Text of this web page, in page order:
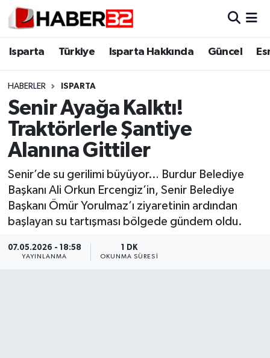
Isparta Türkiye Isparta Hakkında Güncel
HABERLER ISPARTA
Senir Ayağa Kalktı!
Traktörlerle Şantiye
Alanına Gittiler
Senir’de su gerilimi büyüyor… Burdur Belediye
Başkanı Ali Orkun Ercengiz’in, Senir Belediye
Başkanı Ömür Yorulmaz’ı ziyaretinin ardından
başlayan su tartışması bölgede gündem oldu.
07.05.2026 - 18:58
YAYINLANMA
1 DK
OKUNMA SÜRESI
Isparta
Esnaf Diyor ki;
ASAYİŞ
BİLİM VE TEKNOLOJİ
EĞİTİM
GENEL
Güncel
Isparta Nöbetçi Eczaneler
Isparta Trafik Yoğunluk Haritası
Süper Lig Puan Durumu ve Fikstür
Tüm Manşetler
Son Dakika Haberleri
Haber Arşivi